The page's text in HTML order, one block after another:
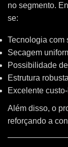
no segmento.
se:
Tecnologia com
Secagem
Possibilidade
Estrutura
Excelente
Além disso, o
reforçando a